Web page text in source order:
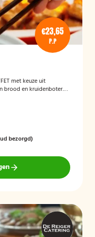
€23,65
P.P
met keuze uit
brood en kruidenboter.
bezorgd)